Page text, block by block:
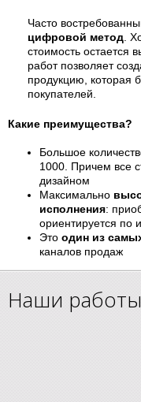
Часто
цифровой метод .
стоимость остается
работ позволяет
продукцию, которая
покупателей.
Какие преимущества?
Большое
1000. Причем все
дизайном
Максимально
исполнения:
ориентируется по
Это один из
каналов продаж
Наши работы